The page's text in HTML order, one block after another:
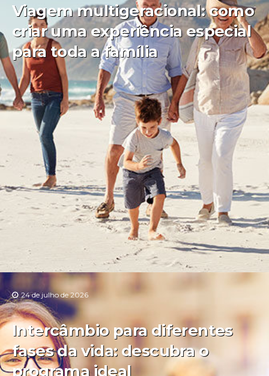
Viagem multigeracional: como
criar uma experiência especial
para toda a família
24 de julho de 2026
Intercâmbio para diferentes
fases da vida: descubra o
programa ideal